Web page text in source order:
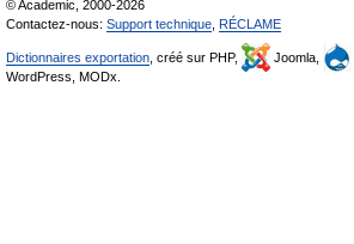
© Academic, 2000-2026
Contactez-nous: Support technique RÉCLAME
Dictionnaires exportation , créé sur PHP, Joomla,
WordPress, MODx.